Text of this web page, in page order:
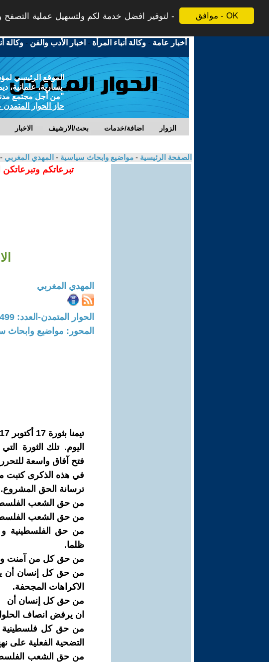
موافق - OK
لتوفير افضل خدمة لكم ولتسهيل عملية التصفح
أخبار عامة -وكالة أنباء المرأة - اخبار الأدب والفن -وكالة
الموقع الرئيسي
يسارية، علمانية،
"من أجل مجتمع
حاز الحوار
الاخبار بحث/الارشيف اضافة/خدمات الزوار
الصفحة الرئيسية - مواضيع وابحاث سياسية - المهدي المغربي
تبرعاتكم
المهدي المغربي
الحوار المتمدن-العدد: 8499 - 2025 / 10 / 18 - 07:57
المحور: مواضيع وابحاث
تيمنا بثورة 17 أكتوبر 1917 التي تصادف ذكراها هذا
اليوم. تلك الثورة
فتح آفاق واسعة للتحرر
في هذه الذكرى كتبت
ترسانة الحق المشروع.
من حق الشعب
من حق الشعب
من حق الفلسطينية و
ظلما.
من حق كل من آمنت و
من حق كل إنسان أن
الاكراهات المجحفة.
من حق كل إنسان أن
ان يرفض انصاف
من حق كل فلسطينية
التضحية الفعلية على
من حق الشعب